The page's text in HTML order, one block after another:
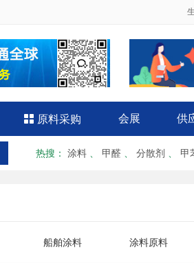
 原料采购 会展 供
热搜 ： 涂料 甲醛 分散剂 甲
船舶涂料 涂料原料